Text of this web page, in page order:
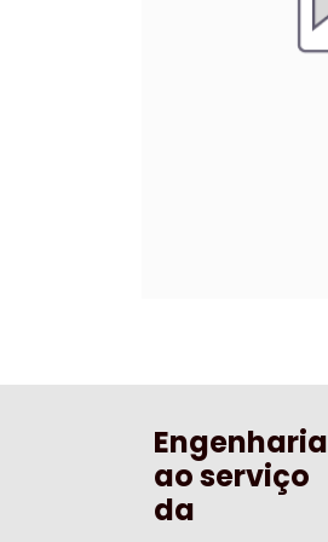
Engenharia
ao serviço
da